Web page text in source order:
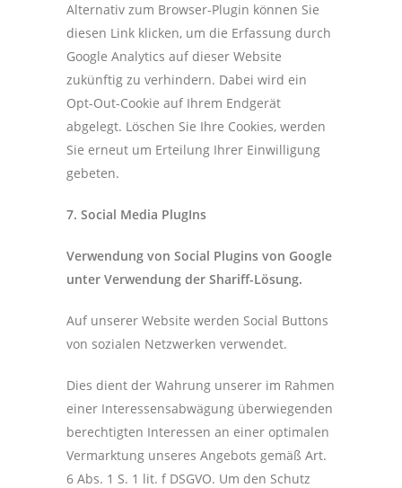
Alternativ zum Browser-Plugin können Sie
diesen Link klicken, um die Erfassung durch
Google Analytics auf dieser Website
zukünftig zu verhindern. Dabei wird ein
Opt-Out-Cookie auf Ihrem Endgerät
abgelegt. Löschen Sie Ihre Cookies, werden
Sie erneut um Erteilung Ihrer Einwilligung
gebeten.
7. Social Media PlugIns
Verwendung von Social Plugins von Google
unter Verwendung der Shariff-Lösung.
Auf unserer Website werden Social Buttons
von sozialen Netzwerken verwendet.
Dies dient der Wahrung unserer im Rahmen
einer Interessensabwägung überwiegenden
berechtigten Interessen an einer optimalen
Vermarktung unseres Angebots gemäß Art.
6 Abs. 1 S. 1 lit. f DSGVO. Um den Schutz